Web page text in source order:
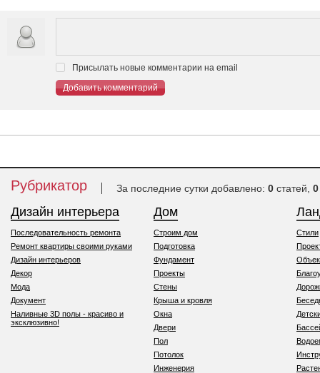
Присылать новые комментарии на email
Добавить комментарий
Рубрикатор За последние сутки добавлено: 0 статей, 0
Дизайн интерьера
Последовательность ремонта
Ремонт квартиры своими руками
Дизайн интерьеров
Декор
Мода
Документ
Наливные 3D полы - красиво и
эксклюзивно!
Дом
Строим дом
Подготовка
Фундамент
Проекты
Стены
Крыша и кровля
Окна
Двери
Пол
Потолок
Инженерия
Стили